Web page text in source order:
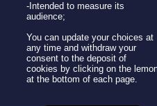
NOTRE
-Intended to measure its
audience;
You can update your choices at
any time and withdraw your
consent to the deposit of
cookies by clicking on the
at the bottom of each page.